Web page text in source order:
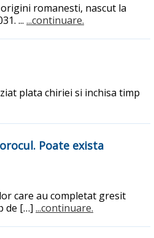
romanesti, nascut la
... ...continuare.
plata chiriei si inchisa timp
Poate exista
care au completat gresit
de […] ...continuare.